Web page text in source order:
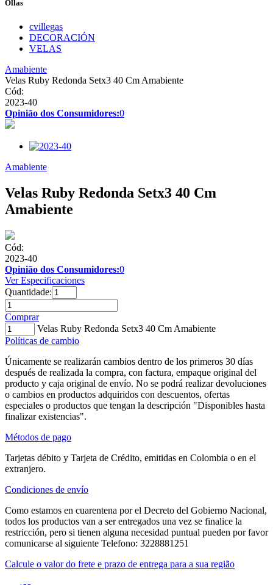
Ollas
cvillegas
DECORACIÓN
VELAS
Amabiente
Velas Ruby Redonda Setx3 40 Cm Amabiente
Cód:
2023-40
Opinião dos Consumidores:0
Amabiente
Velas Ruby Redonda Setx3 40 Cm
Amabiente
Cód:
2023-40
Opinião dos Consumidores:0
Ver Especificaciones
Quantidade:
Comprar
Velas Ruby Redonda Setx3 40 Cm Amabiente
Políticas de cambio
Únicamente se realizarán cambios dentro de los primeros 30 días
después de realizada la compra, con factura, empaque original del
producto y caja original de envío. No se podrá realizar devoluciones
o cambios en productos adquiridos con descuentos, ofertas
especiales o productos que tengan la descripción "Disponibles hasta
finalizar existencias".
Métodos de pago
Tarjetas débito y Tarjeta de Crédito, emitidas en Colombia o en el
extranjero.
Condiciones de envío
Como estamos en cuarentena por el Decreto del Gobierno Nacional,
todos los productos van a ser entregados una vez se finalice la
restricción, pero si tienen alguna necesidad puntual pueden por favor
comunicarse al siguiente Telefono: 3228881251
Calcule o valor do frete e prazo de entrega para a sua região